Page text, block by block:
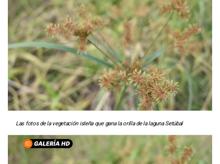
Las fotos de la vegetación isleña que gana la orilla de la laguna Setúbal